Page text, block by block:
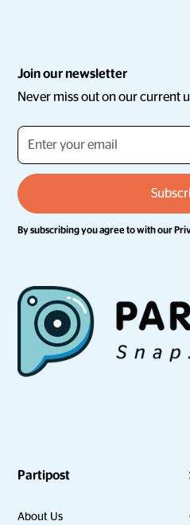
Join our newsletter
Never miss out on our current
By subscribing you agree to with our
Partipost
About Us